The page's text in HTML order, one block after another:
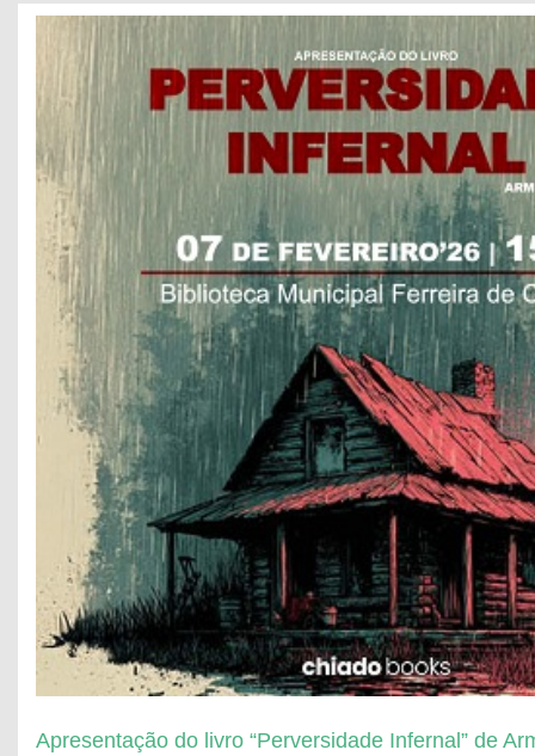
Apresentação do livro “Perversidade Infernal” de